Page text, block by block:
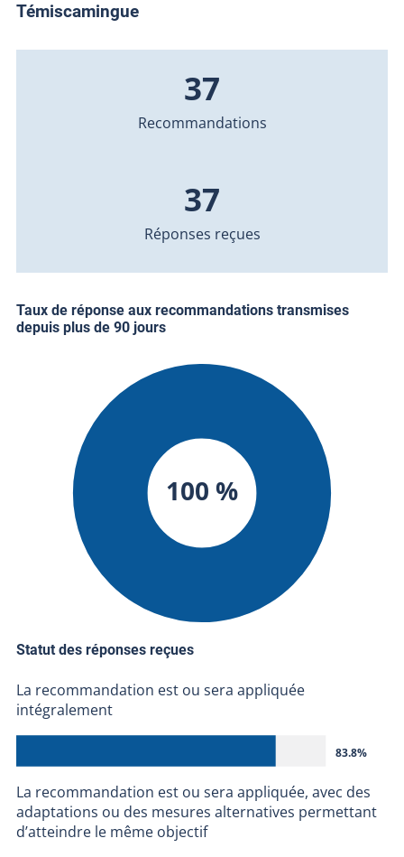
Témiscamingue
37
Recommandations
37
Réponses reçues
Taux de réponse aux recommandations transmises
depuis plus de 90 jours
100 %
Statut des réponses reçues
La recommandation est ou sera appliquée
intégralement
83.8%
La recommandation est ou sera appliquée, avec des
adaptations ou des mesures alternatives permettant
d’atteindre le même objectif